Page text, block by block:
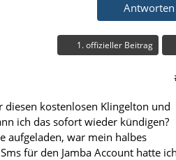
Antworten
1. offizieller Beitrag
diesen kostenlosen Klingelton und
ich das sofort wieder kündigen?
aufgeladen, war mein halbes
für den Jamba Account hatte